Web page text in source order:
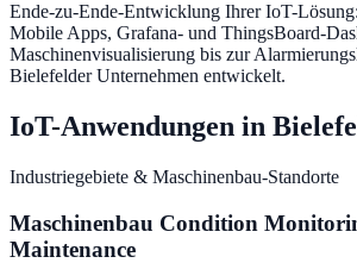
Ende-zu-Ende-Entwicklung Ihrer IoT-
Mobile Apps, Grafana- und ThingsBoard-
Maschinenvisualisierung bis zur
Bielefelder Unternehmen entwickelt.
IoT-Anwendungen in
Industriegebiete & Maschinenbau-Standorte
Maschinenbau Condition
Maintenance